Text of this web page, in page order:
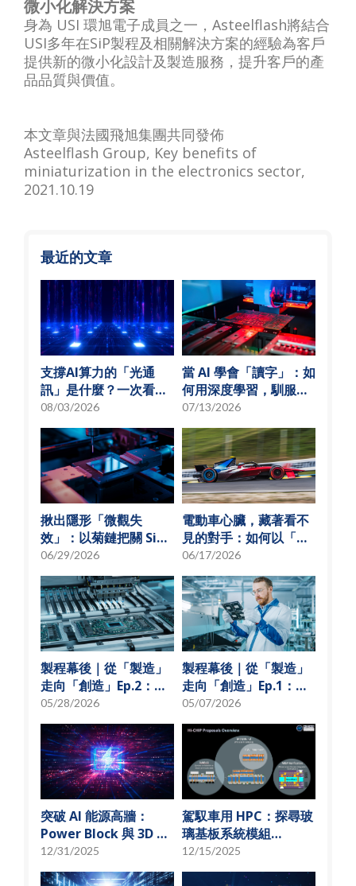
微小化解決方案
身為 USI 環旭電子成員之一，Asteelflash將結合
USI多年在SiP製程及相關解決方案的經驗為客戶
提供新的微小化設計及製造服務，提升客戶的產
品品質與價值。
本文章與法國飛旭集團共同發佈
Asteelflash Group, Key benefits of
miniaturization in the electronics sector,
2021.10.19
最近的文章
支撐AI算力的「光通
訊」是什麼？一次看懂
矽光子與光通訊模組發
展趨勢
08/03/2026
當 AI 學會「讀字」：如
何用深度學習，馴服
SMT 產線的誤報風暴
07/13/2026
揪出隱形「微觀失
效」：以菊鏈把關 SiP
可靠度測試
06/29/2026
電動車心臟，藏著看不
見的對手：如何以「物
理模型化」破解損耗難
題？
06/17/2026
製程幕後｜從「製造」
走向「創造」Ep.2：
「從無到有」的技術革
新
05/28/2026
製程幕後｜從「製造」
走向「創造」Ep.1：揭
秘 USI技術先行軍
05/07/2026
突破 AI 能源高牆：
Power Block 與 3D 微
小化解決方案
12/31/2025
駕馭車用 HPC：探尋玻
璃基板系統模組
(SoMoG) 技術的「最佳
甜蜜點」
12/15/2025